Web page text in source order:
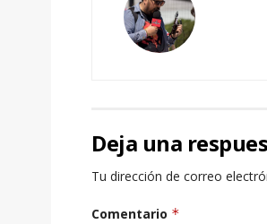
Deja una
Tu dirección de correo
Comentario *